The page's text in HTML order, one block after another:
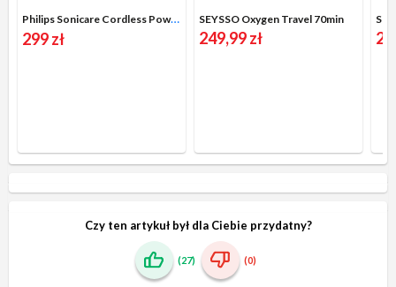
Philips Sonicare Cordless Power Flosser HX3826/33
299 zł
SEYSSO Oxygen Travel 70min
249,99 zł
Czy ten artykuł był dla Ciebie przydatny?
(27) (0)